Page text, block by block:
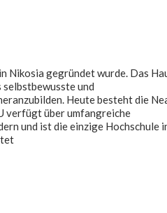
Nikosia gegründet wurde. Das
und
Heute besteht die
verfügt über umfangreiche
und ist die einzige Hochschule